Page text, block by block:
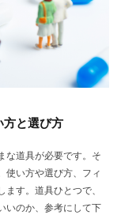
方と選び方
な道具が必要です。そ
使い方や選び方、フィ
す。道具ひとつで、
いのか、参考にして下